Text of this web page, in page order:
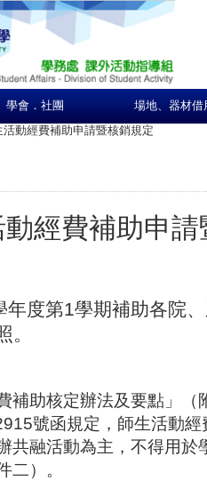
學會．社團 場地、器材借
活動經費補助申請暨核銷規定
經費補助申
年度第1學期補助各院
。
補助核定辦法及要點」（
號函規定，師生活動
共融活動為主，不得用於
二）。